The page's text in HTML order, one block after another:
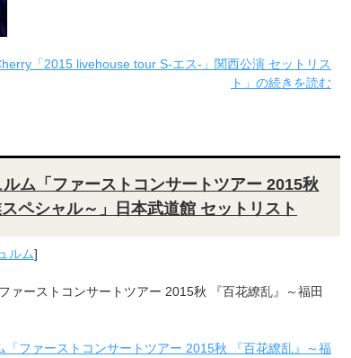
「2015 livehouse tour S-エス-」関西公演 セットリス
ト」の続きを読む
ム「ファーストコンサートツアー 2015秋
ペシャル～」日本武道館 セットリスト
ルム]
ァーストコンサートツアー 2015秋 『百花繚乱』～福田
「ファーストコンサートツアー 2015秋 『百花繚乱』～福